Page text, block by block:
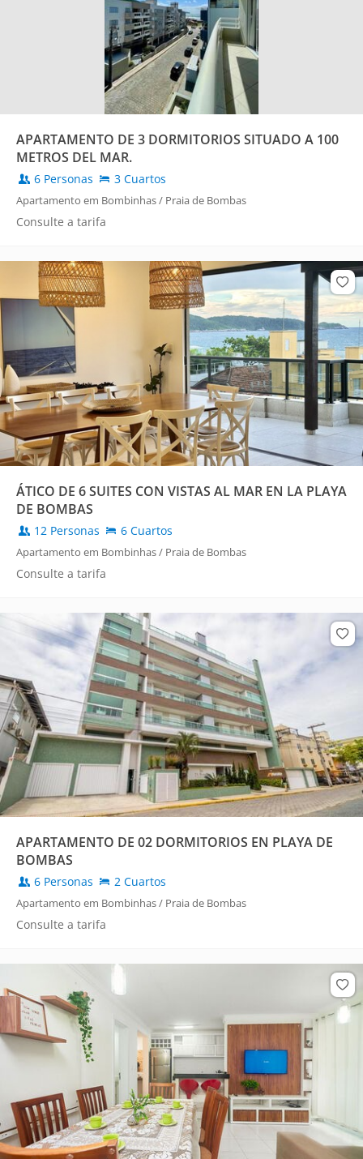
APARTAMENTO DE 3 DORMITORIOS SITUADO A 100
METROS DEL MAR.
6 Personas 3 Cuartos
Apartamento em Bombinhas / Praia de Bombas
Consulte a tarifa
ÁTICO DE 6 SUITES CON VISTAS AL MAR EN LA PLAYA
DE BOMBAS
12 Personas 6 Cuartos
Apartamento em Bombinhas / Praia de Bombas
Consulte a tarifa
APARTAMENTO DE 02 DORMITORIOS EN PLAYA DE
BOMBAS
6 Personas 2 Cuartos
Apartamento em Bombinhas / Praia de Bombas
Consulte a tarifa